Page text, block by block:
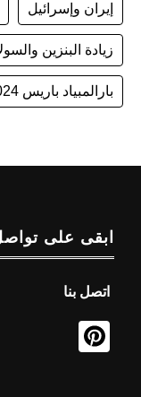
إيران وإسرائيل
زيادة البنزين
بارالمبياد باريس 2024
ابقى على
اتصل بنا